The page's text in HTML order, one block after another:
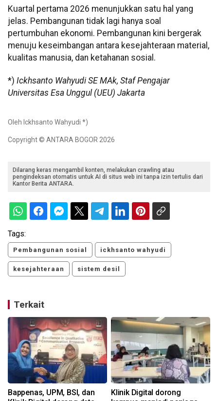
Kuartal pertama 2026 menunjukkan satu hal yang
jelas. Pembangunan tidak lagi hanya soal
pertumbuhan ekonomi. Pembangunan kini bergerak
menuju keseimbangan antara kesejahteraan material,
kualitas manusia, dan ketahanan sosial.
*) Ickhsanto Wahyudi SE MAk, Staf Pengajar
Universitas Esa Unggul (UEU) Jakarta
Oleh Ickhsanto Wahyudi *)
Copyright © ANTARA BOGOR 2026
Dilarang keras mengambil konten, melakukan crawling atau
pengindeksan otomatis untuk AI di situs web ini tanpa izin tertulis dari
Kantor Berita ANTARA.
Tags:
Pembangunan sosial ickhsanto wahyudi
kesejahteraan sistem desil
Terkait
Bappenas, UPM, BSI, dan
Klinik Digital dorong